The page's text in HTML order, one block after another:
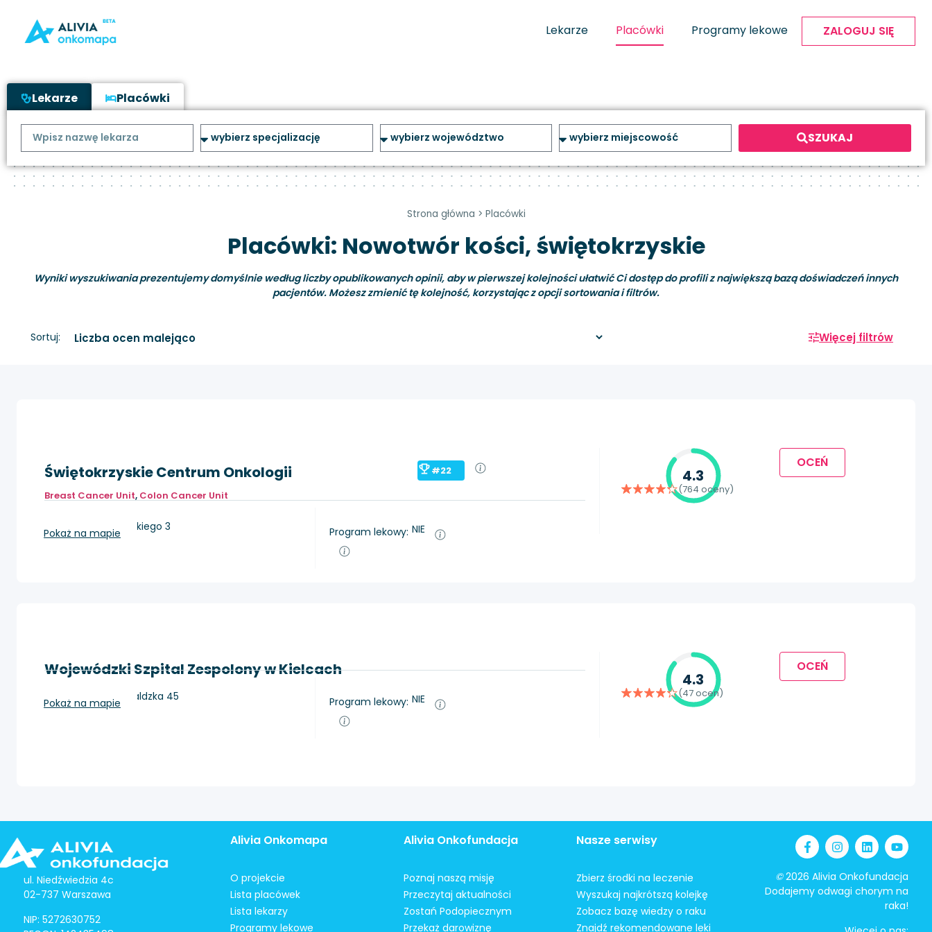
Lekarze Placówki Programy lekowe ZALOGUJ SIĘ
Lekarze Placówki
SZUKAJ
Strona główna > Placówki
Placówki: Nowotwór kości, świętokrzyskie
Wyniki wyszukiwania prezentujemy domyślnie według liczby opublikowanych opinii, aby w pierwszej kolejności ułatwić Ci dostęp do profili z największą bazą doświadczeń innych
pacjentów. Możesz zmienić tę kolejność, korzystając z opcji sortowania i filtrów.
Sortuj: Więcej filtrów
Świętokrzyskie Centrum Onkologii
#22
Breast Cancer Unit, Colon Cancer Unit
Kielce, ul. Artwińskiego 3
Pokaż na mapie Program lekowy: NIE
4.3
(764 oceny)
OCEŃ
Wojewódzki Szpital Zespolony w Kielcach
Kielce, ul. Grunwaldzka 45
Pokaż na mapie Program lekowy: NIE
4.3
(47 ocen)
OCEŃ
ul. Niedźwiedzia 4c
02-737 Warszawa
NIP: 5272630752
Alivia Onkomapa
O projekcie
Lista placówek
Lista lekarzy
Programy lekowe
Alivia Onkofundacja
Poznaj naszą misję
Przeczytaj aktualności
Zostań Podopiecznym
Przekaż darowiznę
Nasze serwisy
Zbierz środki na leczenie
Wyszukaj najkrótszą kolejkę
Zobacz bazę wiedzy o raku
Znajdź rekomendowane leki
©2026 Alivia Onkofundacja
Dodajemy odwagi chorym na
raka!